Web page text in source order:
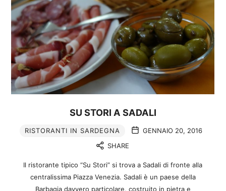
SU STORI A SADALI
RISTORANTI IN SARDEGNA
GENNAIO 20, 2016
SHARE
Il ristorante tipico “Su Stori” si trova a Sadali di fronte alla
centralissima Piazza Venezia. Sadali è un paese della
Barbagia davvero particolare, costruito in pietra e